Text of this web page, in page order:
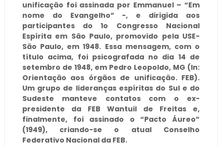
unificação foi assinada por Emmanuel – “Em
nome do Evangelho” -, e dirigida aos
participantes do 1o Congresso Nacional
Espírita em São Paulo, promovido pela USE-
São Paulo, em 1948. Essa mensagem, com o
título acima, foi psicografada no dia 14 de
setembro de 1948, em Pedro Leopoldo, MG (In:
Orientação aos órgãos de unificação. FEB).
Um grupo de lideranças espíritas do Sul e do
Sudeste manteve contatos com o ex-
presidente da FEB Wantuil de Freitas e,
finalmente, foi assinado o “Pacto Áureo”
(1949), criando-se o atual Conselho
Federativo Nacional da FEB.